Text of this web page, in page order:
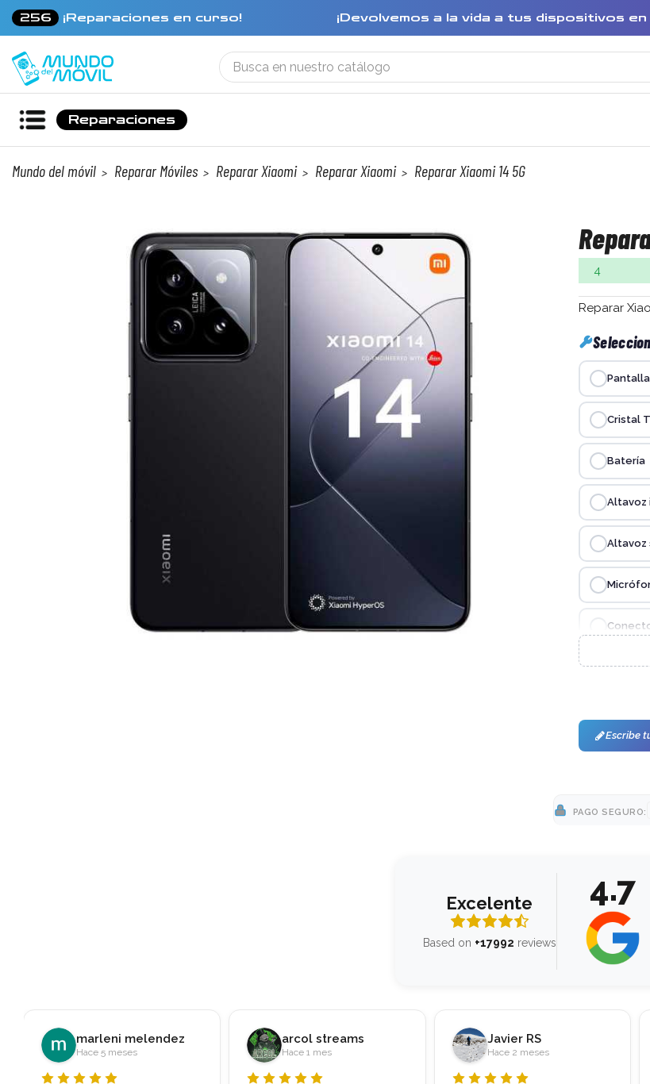
256 ¡Reparaciones en curso! ¡Devolvemos a la vida a tus dispositivos
Reparaciones
Mundo del móvil Reparar Móviles Reparar Xiaomi Reparar Xiaomi Reparar Xiaomi 14 5G
4
Reparar
Cristal
Batería
Altavoz
Altavoz
Cámara
Cristal
Escribe
PAGO SEGURO:
Excelente
Based on +17992 reviews
4.7
arcol streams
Hace 1 mes
Javier RS
Hace 2 meses
Fiorella Vasquez Ventura
Hace 2 meses